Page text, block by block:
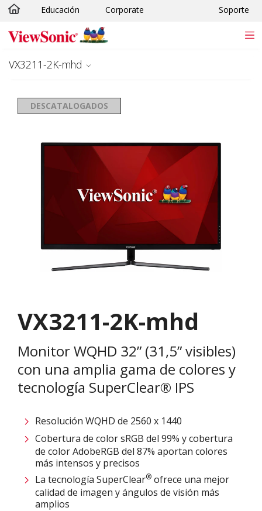
Skip to main content
Educación Corporate Soporte
VX3211-2K-mhd
DESCATALOGADOS
VX3211-2K-mhd
Monitor WQHD 32” (31,5” visibles)
con una amplia gama de colores y
tecnología SuperClear® IPS
Resolución WQHD de 2560 x 1440
Cobertura de color sRGB del 99% y cobertura
de color AdobeRGB del 87% aportan colores
más intensos y precisos
La tecnología SuperClear® ofrece una mejor
calidad de imagen y ángulos de visión más
amplios